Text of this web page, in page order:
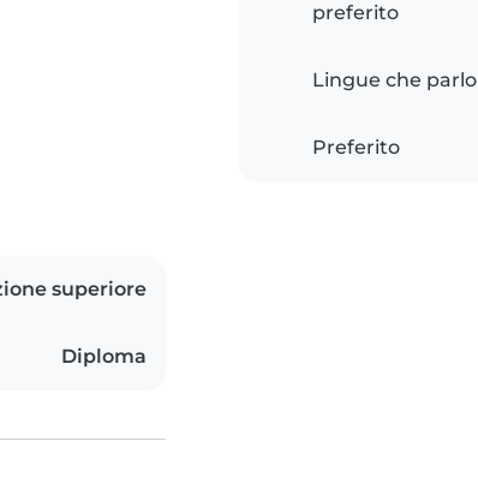
preferito
Lingue che parlo
Preferito
superiore
Diploma